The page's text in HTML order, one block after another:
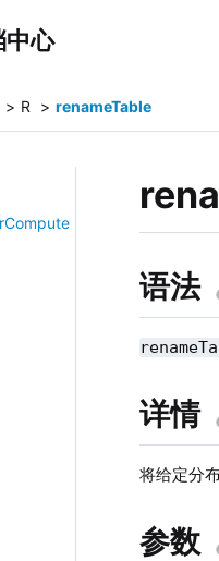
中心
R renameTable
语法
详情
将给定分
参数